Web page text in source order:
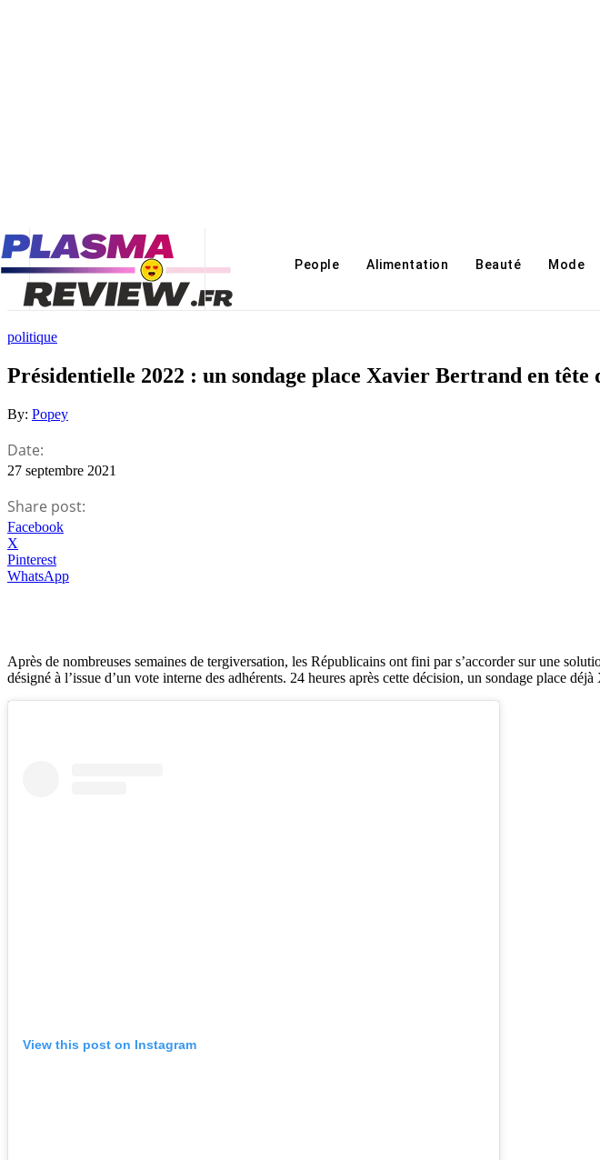
People Alimentation Beauté Mode
politique
Présidentielle 2022 : un sondage place Xavier Bertrand en
By: Popey
Date:
27 septembre 2021
Share post:
Facebook
X
Pinterest
WhatsApp
Après de nombreuses semaines de tergiversation, les Républicains ont fini par s’accorder sur une
désigné à l’issue d’un vote interne des adhérents. 24 heures après cette décision, un sondage place
View this post on Instagram